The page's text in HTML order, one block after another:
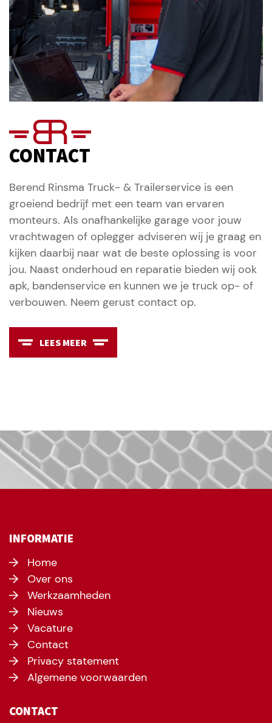
CONTACT
Berend Rinsma Truck- & Trailerservice is een
groeiend bedrijf met een team van ervaren
monteurs. Als onafhankelijke garage voor jouw
vrachtwagen of oplegger adviseren wij je graag en
kijken daarbij naar wat de beste oplossing is voor
jou. Naast onderhoud en reparatie bieden wij ook
apk, bandenservice en kunnen we je truck op- of
verbouwen. Neem gerust contact op.
LEES MEER
INFORMATIE
Home
Over ons
Werkzaamheden
Nieuws
Vacature
Contact
Privacy statement
Algemene voorwaarden
CONTACT